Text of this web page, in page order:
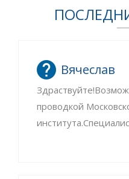
Вячеслав
проводкой